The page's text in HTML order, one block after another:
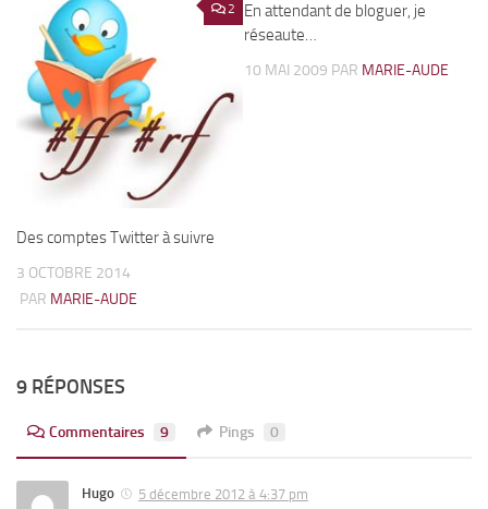
2
Des comptes Twitter à suivre
3 OCTOBRE 2014
PAR MARIE-AUDE
En attendant de bloguer, je
réseaute…
10 MAI 2009 PAR MARIE-AUDE
9 RÉPONSES
Commentaires 9 Pings 0
Hugo 5 décembre 2012 à 4:37 pm